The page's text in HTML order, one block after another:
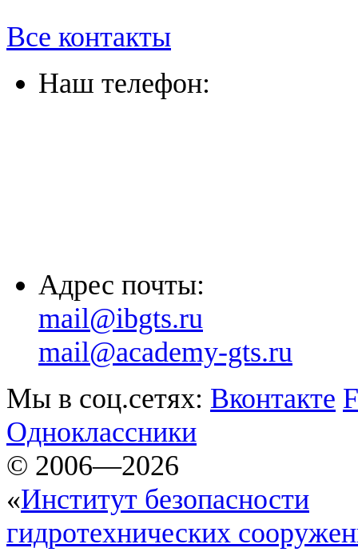
Все контакты
Наш телефон:
Адрес почты:
mail@ibgts.ru
mail@academy-gts.ru
Мы в соц.сетях: Вконтакте
Одноклассники
© 2006—2026
«Институт безопасности
гидротехнических